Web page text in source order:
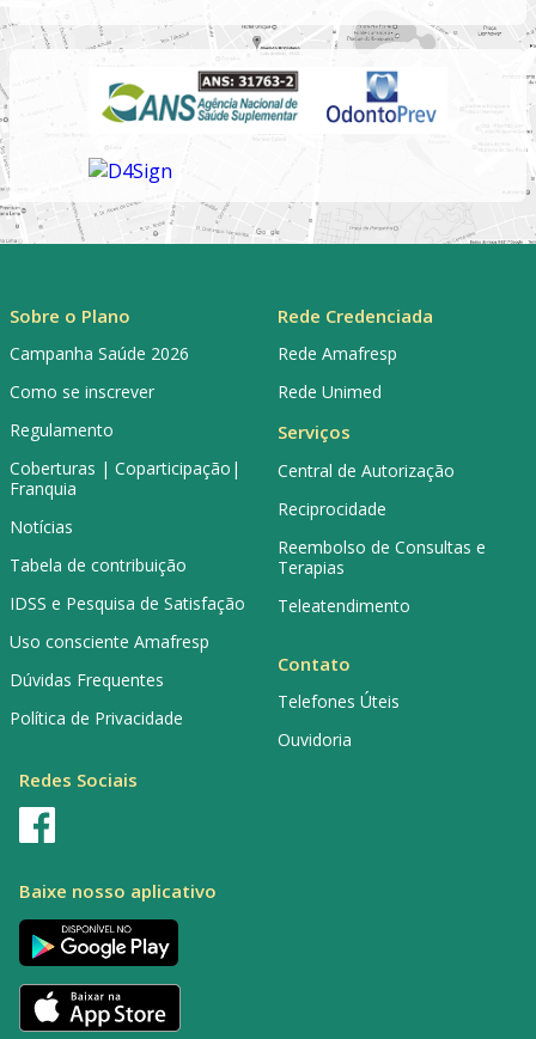
Sobre o Plano
Campanha Saúde 2026
Como se inscrever
Regulamento
Coberturas | Coparticipação|
Franquia
Notícias
Tabela de contribuição
IDSS e Pesquisa de Satisfação
Uso consciente Amafresp
Dúvidas Frequentes
Política de Privacidade
Rede Credenciada
Rede Amafresp
Rede Unimed
Serviços
Central de Autorização
Reciprocidade
Reembolso de Consultas e
Terapias
Teleatendimento
Contato
Telefones Úteis
Ouvidoria
Redes Sociais
Baixe nosso aplicativo